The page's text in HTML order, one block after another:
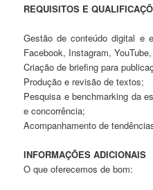
REQUISITOS E
Gestão de conteúdo digital e
Facebook, Instagram,
Criação de briefing para
Produção e revisão de textos;
Pesquisa e benchmarking da
e concorrência;
Acompanhamento de
INFORMAÇÕES ADICIONAIS
O que oferecemos de bom: